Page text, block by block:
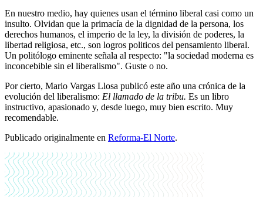
En nuestro medio, hay quienes usan el término liberal casi como un
insulto. Olvidan que la primacía de la dignidad de la persona, los
derechos humanos, el imperio de la ley, la división de poderes, la
libertad religiosa, etc., son logros politicos del pensamiento liberal.
Un politólogo eminente señala al respecto: "la sociedad moderna es
inconcebible sin el liberalismo". Guste o no.
Por cierto, Mario Vargas Llosa publicó este año una crónica de la
evolución del liberalismo: El llamado de la tribu. Es un libro
instructivo, apasionado y, desde luego, muy bien escrito. Muy
recomendable.
Publicado originalmente en Reforma-El Norte.